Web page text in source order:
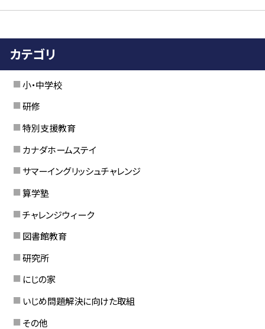
カテゴリ
小・中学校
研修
特別支援教育
カナダホームステイ
サマーイングリッシュチャレンジ
算学塾
チャレンジウィーク
図書館教育
研究所
にじの家
いじめ問題解決に向けた取組
その他